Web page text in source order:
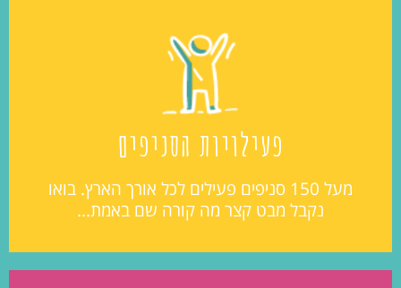
פעילויות הסניפים
מעל 150 סניפים פעילים לכל אורך הארץ. בואו
נקבל מבט קצר מה קורה שם באמת...